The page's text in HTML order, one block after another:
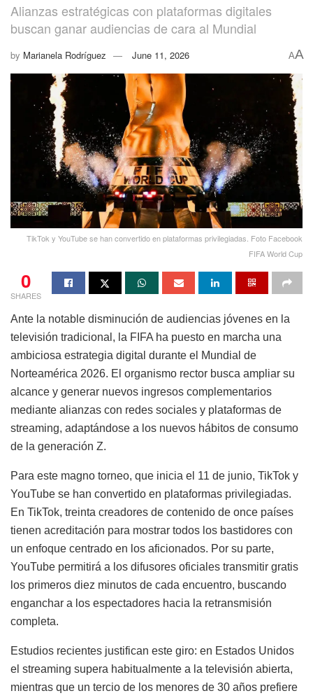
Alianzas estratégicas con plataformas digitales
buscan ganar audiencias de cara al Mundial
by Marianela Rodríguez June 11, 2026 AA
TikTok y YouTube se han convertido en plataformas privilegiadas. Foto Facebook
FIFA World Cup
0
SHARES
Ante la notable disminución de audiencias jóvenes en la
televisión tradicional, la FIFA ha puesto en marcha una
ambiciosa estrategia digital durante el Mundial de
Norteamérica 2026. El organismo rector busca ampliar su
alcance y generar nuevos ingresos complementarios
mediante alianzas con redes sociales y plataformas de
streaming, adaptándose a los nuevos hábitos de consumo
de la generación Z.
Para este magno torneo, que inicia el 11 de junio, TikTok y
YouTube se han convertido en plataformas privilegiadas.
En TikTok, treinta creadores de contenido de once países
tienen acreditación para mostrar todos los bastidores con
un enfoque centrado en los aficionados. Por su parte,
YouTube permitirá a los difusores oficiales transmitir gratis
los primeros diez minutos de cada encuentro, buscando
enganchar a los espectadores hacia la retransmisión
completa.
Estudios recientes justifican este giro: en Estados Unidos
el streaming supera habitualmente a la televisión abierta,
mientras que un tercio de los menores de 30 años prefiere